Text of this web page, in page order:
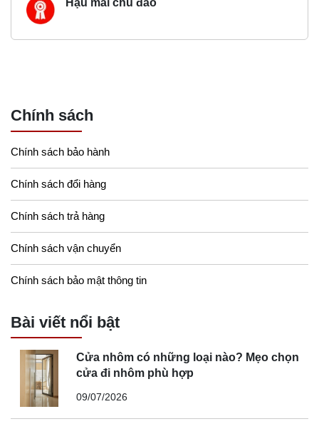
Hậu mãi chu đáo
Chính sách
Chính sách bảo hành
Chính sách đổi hàng
Chính sách trả hàng
Chính sách vận chuyển
Chính sách bảo mật thông tin
Bài viết nổi bật
Cửa nhôm có những loại nào? Mẹo chọn
cửa đi nhôm phù hợp
09/07/2026